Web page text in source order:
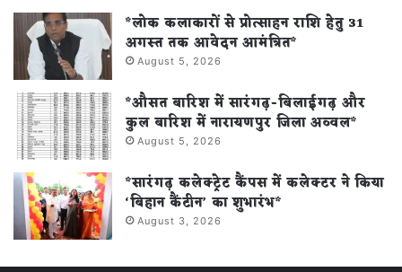
*लोक कलाकारों से प्रोत्साहन राशि हेतु 31
अगस्त तक आवेदन आमंत्रित*
August 5, 2026
*औसत बारिश में सारंगढ़-बिलाईगढ़ और
कुल बारिश में नारायणपुर जिला अव्वल*
August 5, 2026
*सारंगढ़ कलेक्ट्रेट कैंपस में कलेक्टर ने किया
‘बिहान कैंटीन’ का शुभारंभ*
August 3, 2026